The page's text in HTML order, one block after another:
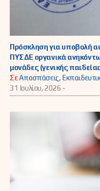
Πρόσκληση για υποβολή
ΠΥΣΔΕ οργανικά
μονάδες (γενικής
ΣεΑποσπάσεις,
31 Ιουλίου, 2026 -